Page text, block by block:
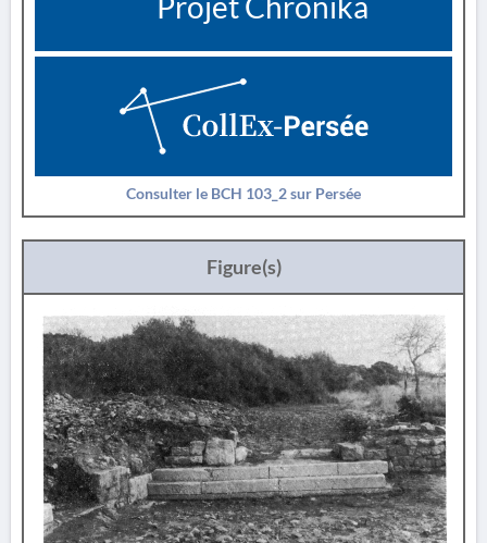
Consulter le BCH 103_2 sur Persée
Figure(s)